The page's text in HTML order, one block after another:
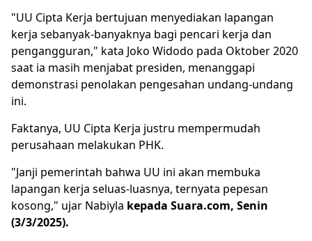
"UU Cipta Kerja bertujuan menyediakan lapangan
kerja sebanyak-banyaknya bagi pencari kerja dan
pengangguran," kata Joko Widodo pada Oktober 2020
saat ia masih menjabat presiden, menanggapi
demonstrasi penolakan pengesahan undang-undang
ini.
Faktanya, UU Cipta Kerja justru mempermudah
perusahaan melakukan PHK.
"Janji pemerintah bahwa UU ini akan membuka
lapangan kerja seluas-luasnya, ternyata pepesan
kosong," ujar Nabiyla kepada Suara.com, Senin
(3/3/2025).